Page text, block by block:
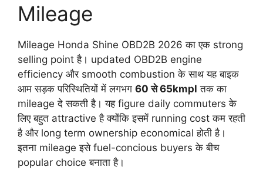
Mileage
Mileage Honda Shine OBD2B 2026 का एक strong
selling point है। updated OBD2B engine
efficiency और smooth combustion के साथ यह बाइक
आम सड़क परिस्थितियों में लगभग 60 से 65kmpl तक का
mileage दे सकती है। यह figure daily commuters के
लिए बहुत attractive है क्योंकि इसमें running cost कम रहती
है और long term ownership economical होती है।
इतना mileage इसे fuel-concious buyers के बीच
popular choice बनाता है।